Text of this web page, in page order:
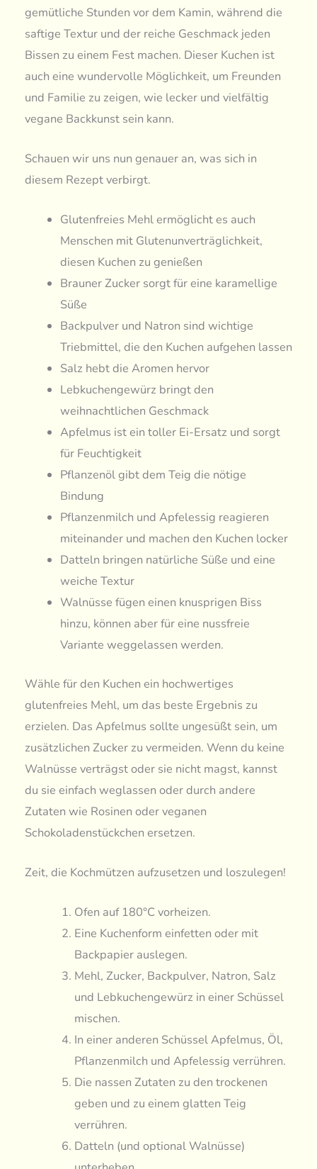
gemütliche Stunden vor dem Kamin, während die
saftige Textur und der reiche Geschmack jeden
Bissen zu einem Fest machen. Dieser Kuchen ist
auch eine wundervolle Möglichkeit, um Freunden
und Familie zu zeigen, wie lecker und vielfältig
vegane Backkunst sein kann.
Schauen wir uns nun genauer an, was sich in
diesem Rezept verbirgt.
Glutenfreies Mehl ermöglicht es auch
Menschen mit Glutenunverträglichkeit,
diesen Kuchen zu genießen
Brauner Zucker sorgt für eine karamellige
Süße
Backpulver und Natron sind wichtige
Triebmittel, die den Kuchen aufgehen lassen
Salz hebt die Aromen hervor
Lebkuchengewürz bringt den
weihnachtlichen Geschmack
Apfelmus ist ein toller Ei-Ersatz und sorgt
für Feuchtigkeit
Pflanzenöl gibt dem Teig die nötige
Bindung
Pflanzenmilch und Apfelessig reagieren
miteinander und machen den Kuchen locker
Datteln bringen natürliche Süße und eine
weiche Textur
Walnüsse fügen einen knusprigen Biss
hinzu, können aber für eine nussfreie
Variante weggelassen werden.
Wähle für den Kuchen ein hochwertiges
glutenfreies Mehl, um das beste Ergebnis zu
erzielen. Das Apfelmus sollte ungesüßt sein, um
zusätzlichen Zucker zu vermeiden. Wenn du keine
Walnüsse verträgst oder sie nicht magst, kannst
du sie einfach weglassen oder durch andere
Zutaten wie Rosinen oder veganen
Schokoladenstückchen ersetzen.
Zeit, die Kochmützen aufzusetzen und loszulegen!
Ofen auf 180°C vorheizen.
Eine Kuchenform einfetten oder mit
Backpapier auslegen.
Mehl, Zucker, Backpulver, Natron, Salz
und Lebkuchengewürz in einer Schüssel
mischen.
In einer anderen Schüssel Apfelmus, Öl,
Pflanzenmilch und Apfelessig verrühren.
Die nassen Zutaten zu den trockenen
geben und zu einem glatten Teig
verrühren.
Datteln (und optional Walnüsse)